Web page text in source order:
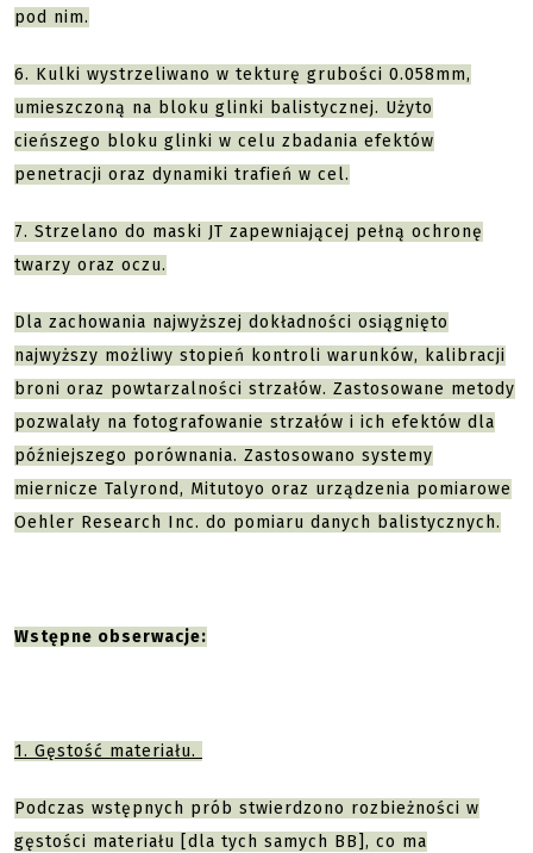
pod nim.
6. Kulki wystrzeliwano w tekturę grubości 0.058mm,
umieszczoną na bloku glinki balistycznej. Użyto
cieńszego bloku glinki w celu zbadania efektów
penetracji oraz dynamiki trafień w cel.
7. Strzelano do maski JT zapewniającej pełną ochronę
twarzy oraz oczu.
Dla zachowania najwyższej dokładności osiągnięto
najwyższy możliwy stopień kontroli warunków, kalibracji
broni oraz powtarzalności strzałów. Zastosowane metody
pozwalały na fotografowanie strzałów i ich efektów dla
późniejszego porównania. Zastosowano systemy
miernicze Talyrond, Mitutoyo oraz urządzenia pomiarowe
Oehler Research Inc. do pomiaru danych balistycznych.
Wstępne obserwacje:
1. Gęstość materiału.
Podczas wstępnych prób stwierdzono rozbieżności w
gęstości materiału [dla tych samych BB], co ma